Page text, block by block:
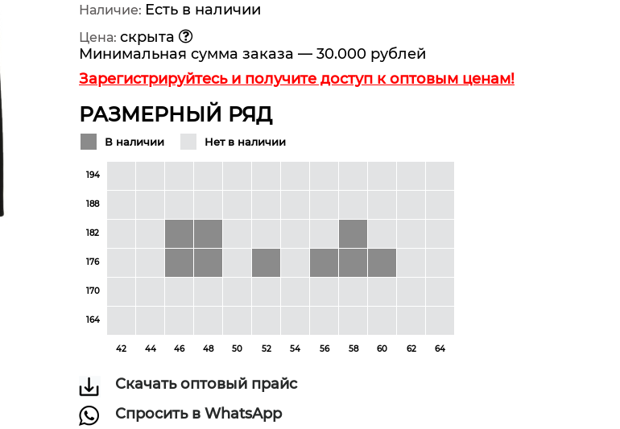
Наличие: Есть в наличии
Цена: скрыта
Минимальная сумма заказа — 30.000 рублей
Зарегистрируйтесь и получите доступ к оптовым ценам!
РАЗМЕРНЫЙ РЯД
В наличии Нет в наличии
194
188
182
176
170
164
42 44 46 48 50 52 54 56 58 60 62 64
Скачать оптовый прайс
Спросить в WhatsApp